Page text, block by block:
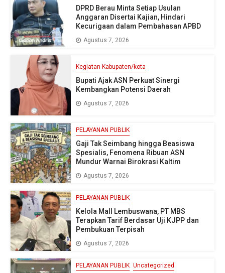
DPRD Berau Minta Setiap Usulan
Anggaran Disertai Kajian, Hindari
Kecurigaan dalam Pembahasan APBD
Agustus 7, 2026
Kegiatan Kabupaten/kota
Bupati Ajak ASN Perkuat Sinergi
Kembangkan Potensi Daerah
Agustus 7, 2026
PELAYANAN PUBLIK
Gaji Tak Seimbang hingga Beasiswa
Spesialis, Fenomena Ribuan ASN
Mundur Warnai Birokrasi Kaltim
Agustus 7, 2026
PELAYANAN PUBLIK
Kelola Mall Lembuswana, PT MBS
Terapkan Tarif Berdasar Uji KJPP dan
Pembukuan Terpisah
Agustus 7, 2026
PELAYANAN PUBLIK Uncategorized